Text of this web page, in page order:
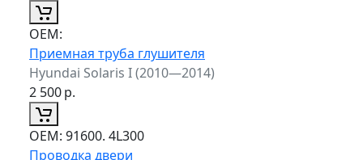
ОЕМ:
Приемная труба глушителя
Hyundai Solaris I (2010—2014)
2 500р.
ОЕМ: 91600. 4L300
Проводка двери